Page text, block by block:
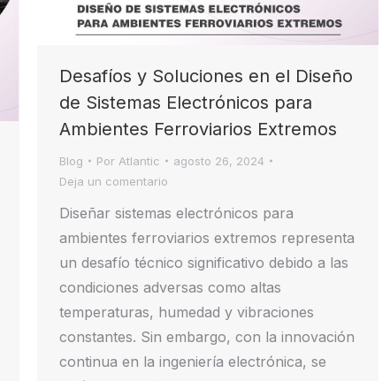
Desafíos y Soluciones en el Diseño
de Sistemas Electrónicos para
Ambientes Ferroviarios Extremos
Blog Por Atlantic
agosto 26, 2024
Deja un comentario
Diseñar sistemas electrónicos para
ambientes ferroviarios extremos representa
un desafío técnico significativo debido a las
condiciones adversas como altas
temperaturas, humedad y vibraciones
constantes. Sin embargo, con la innovación
continua en la ingeniería electrónica, se